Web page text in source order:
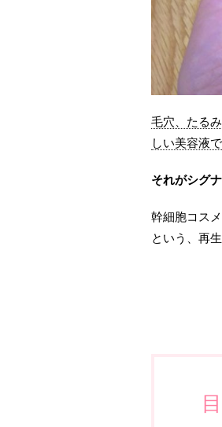
毛穴、たる
しい美容液で
それがシグナ
幹細胞コス
という、再